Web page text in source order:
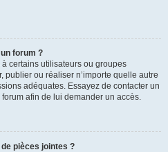
forum ?
certains utilisateurs ou groupes
publier ou réaliser n’importe quelle autre
adéquates. Essayez de contacter un
afin de lui demander un accès.
pièces jointes ?